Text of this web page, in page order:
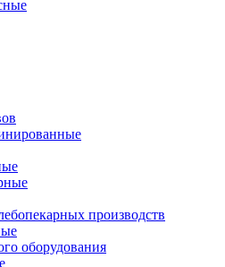
производств
оборудования